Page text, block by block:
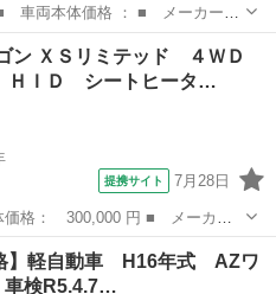
両本体価格 ： ■ メーカー
ワゴン ■ グレード名
■ 排気量 ： 660cc ...
ゴン 車両
ン ＸＳリミテッド ４ＷＤ
ＨＩＤ シートヒータ…
提携サイト 7月28日
ン ■ グレード名： ＸＳリミ
ＩＤ シートヒーター ＤＶＤ
】軽自動車 H16年式 AZワ
検R5.4.7…